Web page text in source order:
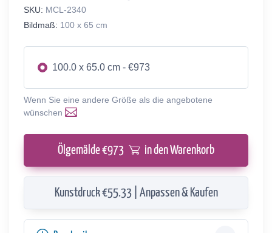
SKU: MCL-2340
Bildmaß: 100 x 65 cm
100.0 x 65.0 cm - €973
Wenn Sie eine andere Größe als die angebotene
wünschen
Ölgemälde €973 in den Warenkorb
Kunstdruck €55.33 | Anpassen & Kaufen